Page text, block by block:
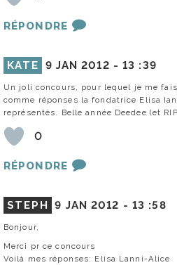
RÉPONDRE
KATE 9 JAN 2012 -13 :39
Un joli concours, pour lequel je me
comme réponses la fondatrice Elisa
représentés. Belle année Deedee (et
0
RÉPONDRE
STEPH 9 JAN 2012 - 13 :58
Bonjour,
Merci pr ce concours
Voilà mes réponses: Elisa Lanni-Alice